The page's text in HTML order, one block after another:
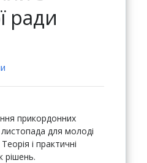
ради
прикордонних
для молоді
і практичні
рішень.